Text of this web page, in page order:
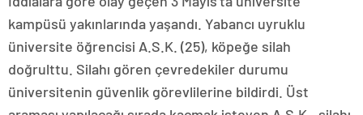
kampüsü yakınlarında yaşandı. Yabancı uyruklu
üniversite öğrencisi A.S.K. (25), köpeğe silah
doğrulttu. Silahı gören çevredekiler durumu
üniversitenin güvenlik görevlilerine bildirdi. Üst